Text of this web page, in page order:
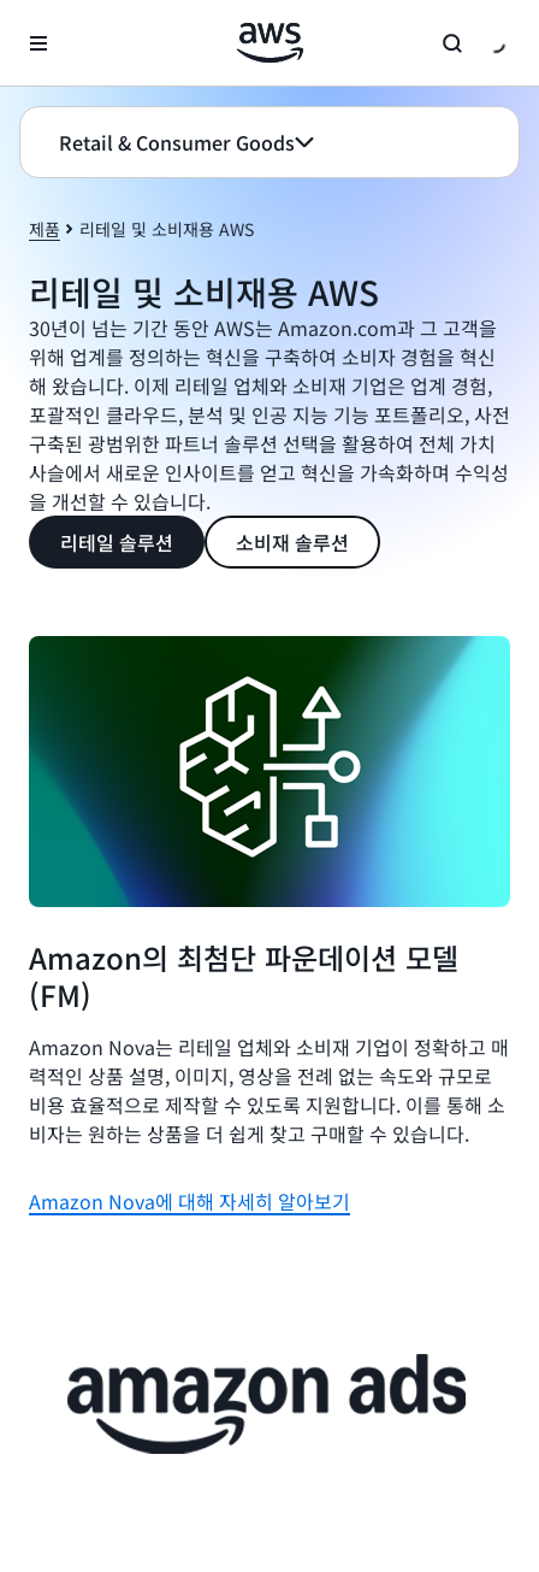
Retail & Consumer Goods
제품 리테일 및 소비재용 AWS
리테일 및 소비재용 AWS
30년이 넘는 기간 동안 AWS는 Amazon.com과 그 고객을
위해 업계를 정의하는 혁신을 구축하여 소비자 경험을 혁신
해 왔습니다. 이제 리테일 업체와 소비재 기업은 업계 경험,
포괄적인 클라우드, 분석 및 인공 지능 기능 포트폴리오, 사전
구축된 광범위한 파트너 솔루션 선택을 활용하여 전체 가치
사슬에서 새로운 인사이트를 얻고 혁신을 가속화하며 수익성
을 개선할 수 있습니다.
리테일 솔루션
소비재 솔루션
Amazon의 최첨단 파운데이션 모델
(FM)
Amazon Nova는 리테일 업체와 소비재 기업이 정확하고 매
력적인 상품 설명, 이미지, 영상을 전례 없는 속도와 규모로
비용 효율적으로 제작할 수 있도록 지원합니다. 이를 통해 소
비자는 원하는 상품을 더 쉽게 찾고 구매할 수 있습니다.
Amazon Nova에 대해 자세히 알아보기